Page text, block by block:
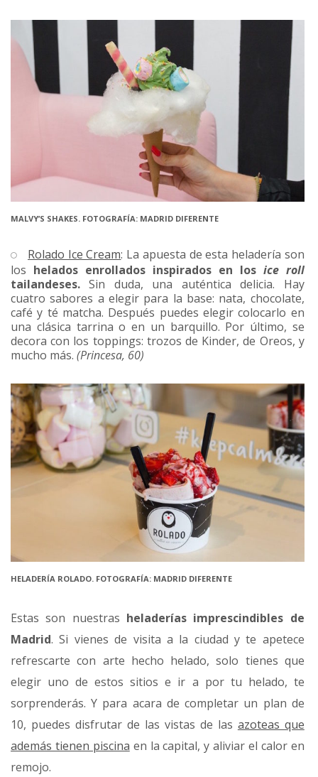
MALVY’S SHAKES. FOTOGRAFÍA: MADRID DIFERENTE
Rolado Ice Cream: La apuesta de esta heladería son
los helados enrollados inspirados en losice roll
tailandeses.Sin duda, una auténtica delicia. Hay
cuatro sabores a elegir para la base: nata, chocolate,
café y té matcha. Después puedes elegir colocarlo en
una clásica tarrina o en un barquillo. Por último, se
decora con los toppings: trozos de Kinder, de Oreos, y
mucho más. (Princesa, 60)
HELADERÍA ROLADO. FOTOGRAFÍA: MADRID DIFERENTE
Estas son nuestras heladerías imprescindibles de
Madrid. Si vienes de visita a la ciudad y te apetece
refrescarte con arte hecho helado, solo tienes que
elegir uno de estos sitios e ir a por tu helado, te
sorprenderás. Y para acara de completar un plan de
10, puedes disfrutar de las vistas de las azoteas que
además tienen piscina en la capital, y aliviar el calor en
remojo.